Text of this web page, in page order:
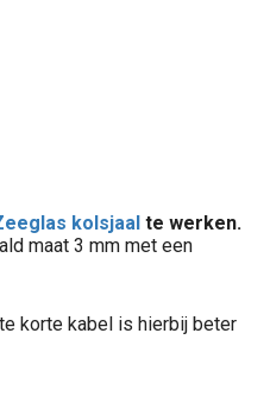
kolsjaal te werken.
maat 3 mm met een
korte kabel is hierbij beter